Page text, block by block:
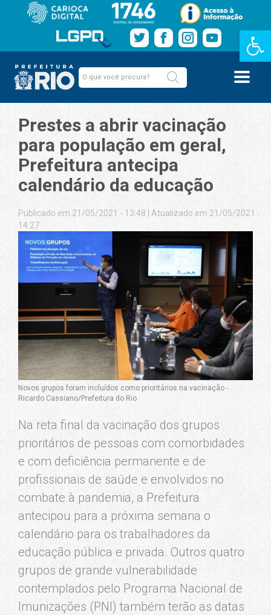
Barra de
Prestes a abrir vacinação
para população em geral,
Prefeitura antecipa
calendário da educação
Publicado em 21/05/2021 - 13:48
Atualizado em 21/05/2021 -
14:27
Novos grupos foram incluídos como prioritários na vacinação -
Ricardo Cassiano/Prefeitura do Rio
Na reta final da vacinação dos grupos
prioritários de pessoas com comorbidades
e com deficiência permanente e de
profissionais de saúde e envolvidos no
combate à pandemia, a Prefeitura
antecipou para a próxima semana o
calendário para os trabalhadores da
educação pública e privada. Outros quatro
grupos de grande vulnerabilidade
contemplados pelo Programa Nacional de
Imunizações (PNI) também terão as datas